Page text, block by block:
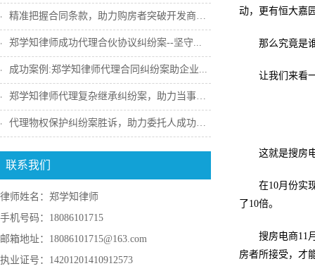
精准把握合同条款，助力购房者突破开发商违...
郑学知律师成功代理合伙协议纠纷案--坚守...
成功案例:郑学知律师代理合同纠纷案助企业...
郑学知律师代理复杂继承纠纷案，助力当事人...
代理物权保护纠纷案胜诉，助力委托人成功收...
联系我们
律师姓名：郑学知律师
手机号码：18086101715
邮箱地址：18086101715@163.com
执业证号：14201201410912573
动，更有恒大嘉
那么究竟是
让我们来看
这就是搜房
在10月份实
了10倍。
搜房电商11
房者所接受，才